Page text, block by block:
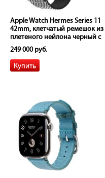
Apple Watch Hermes Series 11
42mm, клетчатый ремешок из
плетеного нейлона черный с
белым
249 000 руб.